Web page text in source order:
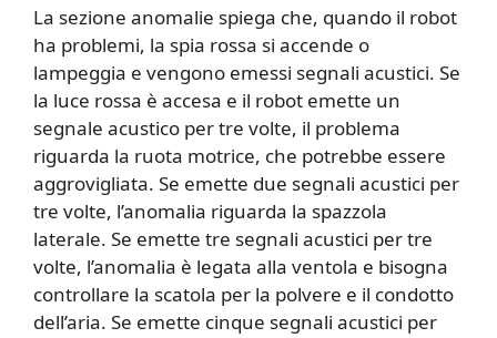
La sezione anomalie spiega che, quando il robot
ha problemi, la spia rossa si accende o
lampeggia e vengono emessi segnali acustici. Se
la luce rossa è accesa e il robot emette un
segnale acustico per tre volte, il problema
riguarda la ruota motrice, che potrebbe essere
aggrovigliata. Se emette due segnali acustici per
tre volte, l’anomalia riguarda la spazzola
laterale. Se emette tre segnali acustici per tre
volte, l’anomalia è legata alla ventola e bisogna
controllare la scatola per la polvere e il condotto
dell’aria. Se emette cinque segnali acustici per